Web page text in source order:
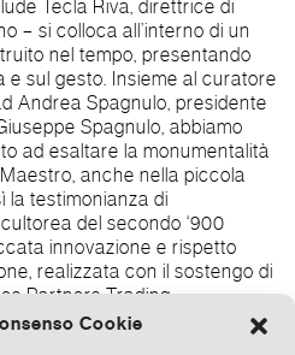
Cookie
Tecla Riva, direttrice di
– si colloca all’interno di un
nel tempo, presentando
e sul gesto. Insieme al curatore
Andrea Spagnulo, presidente
Spagnulo, abbiamo
ad esaltare la monumentalità
anche nella piccola
la testimonianza di
del secondo ‘900
innovazione e rispetto
realizzata con il sostengo di
Partners Trading
Sense Immaterial